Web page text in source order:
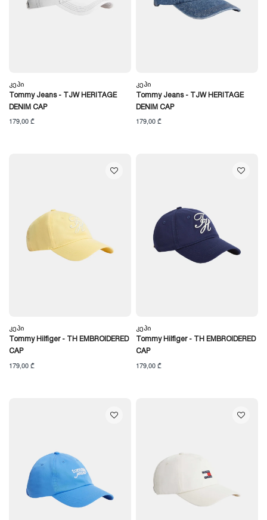
Კეპი
Tommy Jeans - TJW HERITAGE
DENIM CAP
179,00 ₾
Კეპი
Tommy Jeans - TJW HERITAGE
DENIM CAP
179,00 ₾
Კეპი
Tommy Hilfiger - TH EMBROIDERED
CAP
179,00 ₾
Კეპი
Tommy Hilfiger - TH EMBROIDERED
CAP
179,00 ₾